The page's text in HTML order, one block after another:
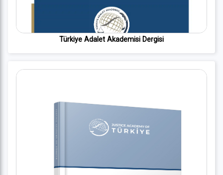
Türkiye Adalet Akademisi Dergisi